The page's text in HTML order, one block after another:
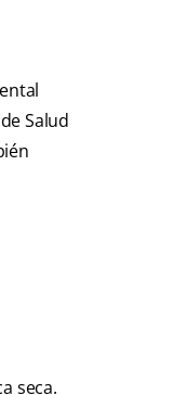
Salud
seca.